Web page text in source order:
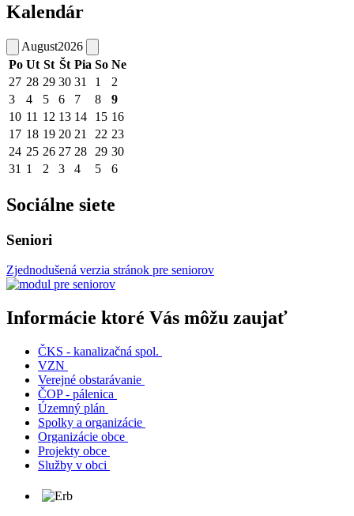
Kalendár
August2026
Po Ut St Št Pia So Ne
27 28 29 30 31 1
2
3
4 5 6 7 8
9
10 11 12 13 14 15 16
17 18 19 20 21 22 23
24 25 26 27 28 29 30
31 1 2 3 4 5 6
Sociálne siete
Seniori
Zjednodušená verzia stránok pre seniorov
Informácie ktoré Vás môžu zaujať
ČKS - kanalizačná spol.
VZN
Verejné obstarávanie
ČOP - pálenica
Územný plán
Spolky a organizácie
Organizácie obce
Projekty obce
Služby v obci